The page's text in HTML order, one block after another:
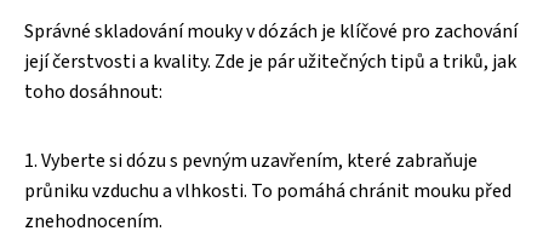
Správné skladování mouky v dózách je klíčové pro zachování
její čerstvosti a kvality. Zde je pár užitečných tipů a triků, jak
toho dosáhnout:
1. Vyberte si dózu s pevným uzavřením, které zabraňuje
průniku vzduchu a vlhkosti. To pomáhá chránit mouku před
znehodnocením.